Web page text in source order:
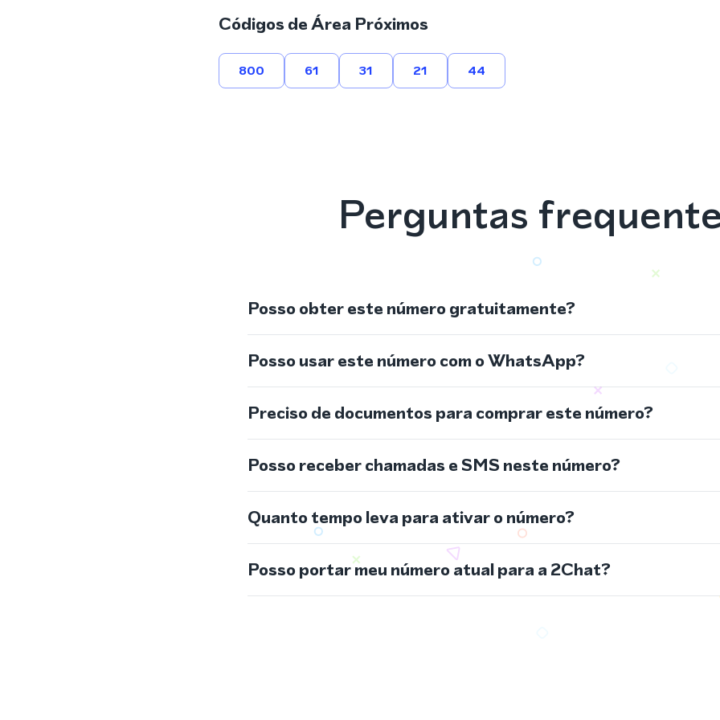
Códigos de Área Próximos
800 61 31 21 44
Perguntas
Posso obter este número gratuitamente?
Posso usar este número com o WhatsApp?
Preciso de documentos para comprar este número?
Posso receber chamadas e SMS neste número?
Quanto tempo leva para ativar o número?
Posso portar meu número atual para a 2Chat?